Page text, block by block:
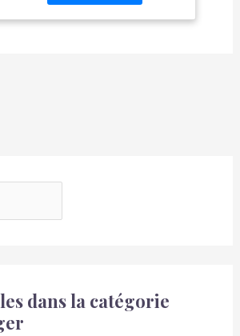
: 17 cm - Diamètre : 16
rangement, en verres et
dans la catégorie